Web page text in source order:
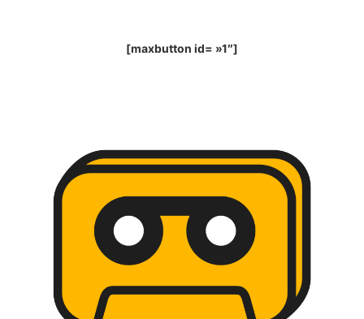
[maxbutton id= »1″]